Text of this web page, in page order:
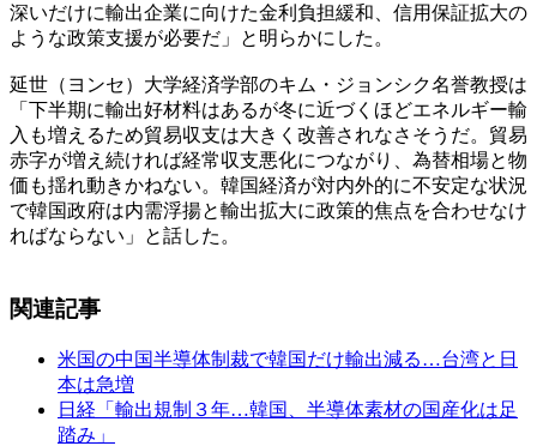
深いだけに輸出企業に向けた金利負担緩和、信用保証拡大の
ような政策支援が必要だ」と明らかにした。
延世（ヨンセ）大学経済学部のキム・ジョンシク名誉教授は
「下半期に輸出好材料はあるが冬に近づくほどエネルギー輸
入も増えるため貿易収支は大きく改善されなさそうだ。貿易
赤字が増え続ければ経常収支悪化につながり、為替相場と物
価も揺れ動きかねない。韓国経済が対内外的に不安定な状況
で韓国政府は内需浮揚と輸出拡大に政策的焦点を合わせなけ
ればならない」と話した。
関連記事
米国の中国半導体制裁で韓国だけ輸出減る…台湾と日
本は急増
日経「輸出規制３年…韓国、半導体素材の国産化は足
踏み」